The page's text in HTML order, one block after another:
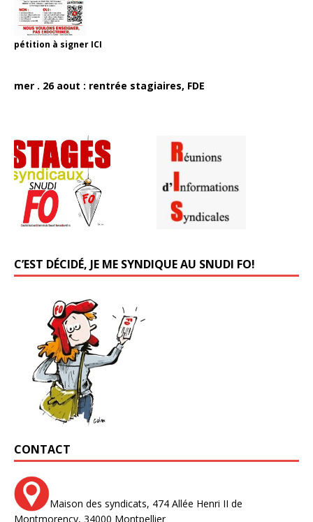
pétition à signer ICI
mer . 26 aout : rentrée stagiaires, FDE
C’EST DÉCIDÉ, JE ME SYNDIQUE AU SNUDI FO!
CONTACT
Maison des syndicats, 474 Allée Henri II de
Montmorency, 34000 Montpellier